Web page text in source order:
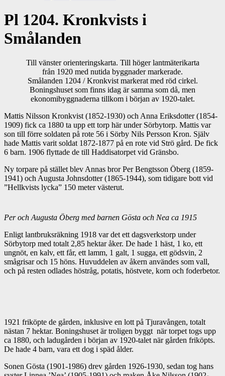
Pl 1204. Kronkvists i
Smålanden
Till vänster orienteringskarta. Till höger lantmäterikarta
från 1920 med nutida byggnader markerade.
Smålanden 1204 / Kronkvist markerat med röd cirkel.
Boningshuset som finns idag är samma som då, men
ekonomibyggnaderna tillkom i början av 1920-talet.
Mattis Nilsson Kronkvist (1852-1930) och Anna Eriksdotter (1854-
1909) fick ca 1880 ta upp ett torp här under Sörbytorp. Mattis var
son till förre soldaten på rote 56 i Sörby Nils Persson Kron. Själv
hade Mattis varit soldat 1872-1877 på en rote vid Strö gård. De fick
6 barn. 1906 flyttade de till Haddisatorpet vid Gränsbo.
Ny torpare på stället blev Annas bror Per Bengtsson Öberg (1859-
1941) och Augusta Johnsdotter (1865-1944), som tidigare bott vid
”Hellkvists lycka” 150 meter västerut.
Per och Augusta Öberg med barnen Gösta och Nea ca 1915
Enligt lantbruksräkning 1918 var det ett dagsverkstorp under
Sörbytorp med totalt 2,85 hektar åker. De hade 1 häst, 1 ko, ett
ungnöt, en kalv, ett får, ett lamm, 1 galt, 1 sugga, ett gödsvin, 2
smågrisar och 15 höns. Huvuddelen av åkern användes som vall,
och på resten odlades höstråg, potatis, höstvete, korn och foderbetor.
1921 friköpte de gården, inklusive en lott på Tjuravången, totalt
nästan 7 hektar. Boningshuset är troligen byggt när torpet togs upp
ca 1880, och ladugården i början av 1920-talet när gården friköpts.
De hade 4 barn, vara ett dog i späd ålder.
Sonen Gösta (1901-1986) drev gården 1926-1930, sedan tog hans